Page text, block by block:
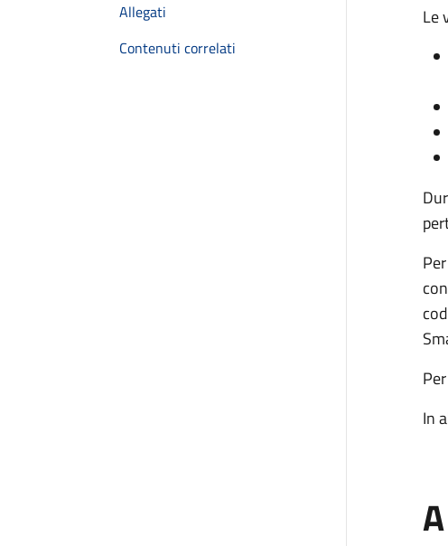
Allegati
Contenuti correlati
Le
In